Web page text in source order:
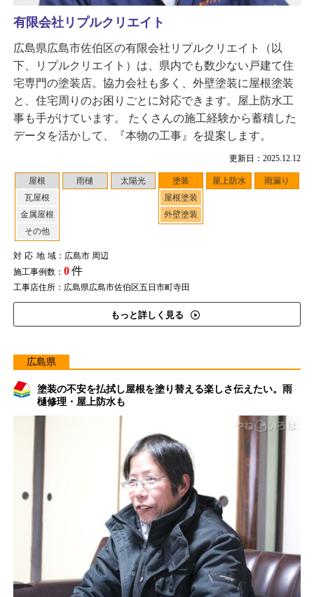
更新日：2025.12.12
屋根
瓦屋根
金属屋根
その他
雨樋 太陽光
塗装
屋根塗装
外壁塗装
屋上防水 雨漏り
対応地域：広島市 周辺
施工事例数： 0件
工事店住所：広島県広島市佐伯区五日市町寺田
もっと詳しく見る
有限会社リプルクリエイト
広島県広島市佐伯区の有限会社リプルクリエイト（以
下、リプルクリエイト）は、県内でも数少ない戸建て住
宅専門の塗装店。協力会社も多く、外壁塗装に屋根塗装
と、住宅周りのお困りごとに対応できます。屋上防水工
事も手がけています。 たくさんの施工経験から蓄積した
データを活かして、『本物の工事』を提案します。
広島県
塗装の不安を払拭し屋根を塗り替える楽しさ伝えたい。雨
樋修理・屋上防水も